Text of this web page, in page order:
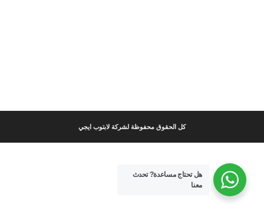
كل الحقوق محفوظة لشركة لابتوب ايجي
هل تحتاج مساعدة?تحدث
معنا